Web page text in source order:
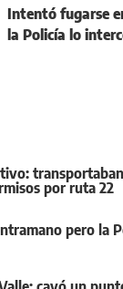
Intentó fugarse
la Policía lo
por ruta 22
pero la